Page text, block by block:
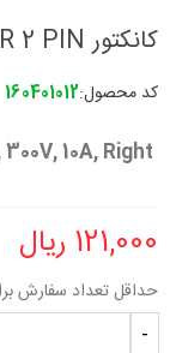
کانکتور PTR 2 PIN
کد محصول:160401012
121,000 ریال
حداقل تعداد سفارش برای
-